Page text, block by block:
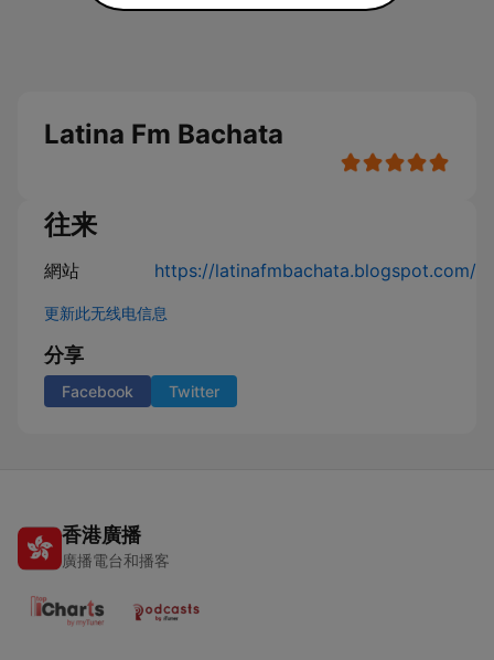
Latina Fm Bachata
往来
網站 https://latinafmbachata.blogspot.com/
更新此无线电信息
分享
Facebook Twitter
香港廣播
廣播電台和播客